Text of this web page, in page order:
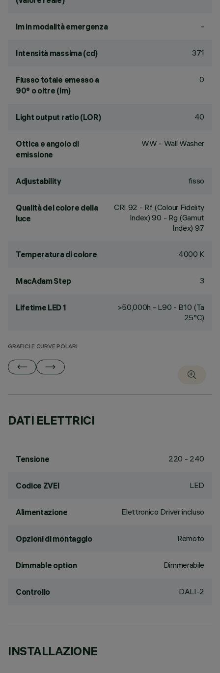
lm in modalità emergenza -
Intensità massima (cd) 371
Flusso totale emesso a
90° o oltre (lm)
0
Light output ratio (LOR) 40
Ottica e angolo di
emissione
WW - Wall Washer
Adjustability fisso
Qualità del colore della
luce
CRI 92 - Rf (Colour Fidelity
Index) 90 - Rg (Gamut
Index) 97
Temperatura di colore 4000 K
MacAdam Step 3
Lifetime LED 1
>50,000h - L90 - B10 (Ta
25°C)
GRAFICI E CURVE POLARI
DATI ELETTRICI
Tensione 220 - 240
Codice ZVEI LED
Alimentazione Elettronico Driver incluso
Opzioni di montaggio Remoto
Dimmable option Dimmerabile
Controllo DALI-2
INSTALLAZIONE